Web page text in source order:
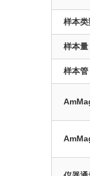
样本类
样本量
样本